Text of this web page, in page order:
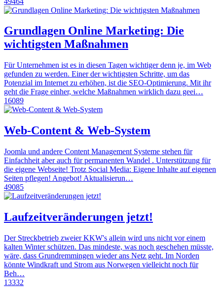
Grundlagen Online Marketing: Die
wichtigsten Maßnahmen
Für Unternehmen ist es in diesen Tagen wichtiger denn je, im Web
gefunden zu werden. Einer der wichtigsten Schritte, um das
Potenzial im Internet zu erhöhen, ist die SEO-Optimierung. Mit ihr
geht die Frage einher, welche Maßnahmen wirklich dazu geei…
16089
Web-Content & Web-System
Joomla und andere Content Management Systeme stehen für
Einfachheit aber auch für permanenten Wandel . Unterstützung für
die eigene Webseite! Trotz Social Media: Eigene Inhalte auf eigenen
Seiten pflegen! Angebot! Aktualisierun…
49085
Laufzeitveränderungen jetzt!
Der Streckbetrieb zweier KKW's allein wird uns nicht vor einem
kalten Winter schützen. Das mindeste, was noch geschehen müsste,
wäre, dass Grundremmingen wieder ans Netz geht. Im Norden
könnte Windkraft und Strom aus Norwegen vielleicht noch für
Beh…
13332